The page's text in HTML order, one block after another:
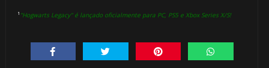
¹ "Hogwarts Legacy" é lançado oficialmente para PC, PS5 e Xbox Series X/S!